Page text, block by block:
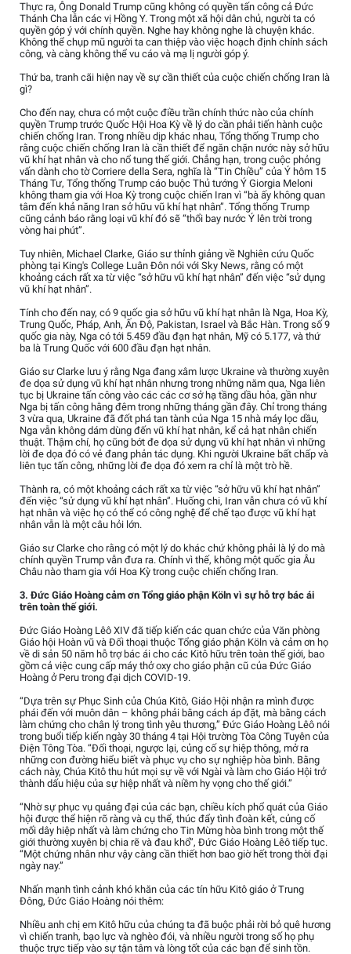
Thực ra, Ông Donald Trump cũng không có quyền tấn công cả Đức
Thánh Cha lẫn các vị Hồng Y. Trong một xã hội dân chủ, người ta có
quyền góp ý với chính quyền. Nghe hay không nghe là chuyện khác.
Không thể chụp mũ người ta can thiệp vào việc hoạch định chính sách
công, và càng không thể vu cáo và mạ lị người góp ý.
Thứ ba, tranh cãi hiện nay về sự cần thiết của cuộc chiến chống Iran là
gì?
Cho đến nay, chưa có một cuộc điều trần chính thức nào của chính
quyền Trump trước Quốc Hội Hoa Kỳ về lý do cần phải tiến hành cuộc
chiến chống Iran. Trong nhiều dịp khác nhau, Tổng thống Trump cho
rằng cuộc chiến chống Iran là cần thiết để ngăn chặn nước này sở hữu
vũ khí hạt nhân và cho nổ tung thế giới. Chẳng hạn, trong cuộc phỏng
vấn dành cho tờ Corriere della Sera, nghĩa là “Tin Chiều” của Ý hôm 15
Tháng Tư, Tổng thống Trump cáo buộc Thủ tướng Ý Giorgia Meloni
không tham gia với Hoa Kỳ trong cuộc chiến Iran vì “bà ấy không quan
tâm đến khả năng Iran sở hữu vũ khí hạt nhân”. Tổng thống Trump
cũng cảnh báo rằng loại vũ khí đó sẽ “thổi bay nước Ý lên trời trong
vòng hai phút”.
Tuy nhiên, Michael Clarke, Giáo sư thỉnh giảng về Nghiên cứu Quốc
phòng tại King's College Luân Đôn nói với Sky News, rằng có một
khoảng cách rất xa từ việc “sở hữu vũ khí hạt nhân” đến việc “sử dụng
vũ khí hạt nhân”.
Tính cho đến nay, có 9 quốc gia sở hữu vũ khí hạt nhân là Nga, Hoa Kỳ,
Trung Quốc, Pháp, Anh, Ấn Độ, Pakistan, Israel và Bắc Hàn. Trong số 9
quốc gia này, Nga có tới 5.459 đầu đạn hạt nhân, Mỹ có 5.177, và thứ
ba là Trung Quốc với 600 đầu đạn hạt nhân.
Giáo sư Clarke lưu ý rằng Nga đang xâm lược Ukraine và thường xuyên
đe dọa sử dụng vũ khí hạt nhân nhưng trong những năm qua, Nga liên
tục bị Ukraine tấn công vào các các cơ sở hạ tầng dầu hỏa, gần như
Nga bị tấn công hằng đêm trong những tháng gần đây. Chỉ trong tháng
3 vừa qua, Ukraine đã đốt phá tan tành của Nga 15 nhà máy lọc dầu,
Nga vẫn không dám dùng đến vũ khí hạt nhân, kể cả hạt nhân chiến
thuật. Thậm chí, họ cũng bớt đe dọa sử dụng vũ khí hạt nhân vì những
lời đe dọa đó có vẻ đang phản tác dụng. Khi người Ukraine bất chấp và
liên tục tấn công, những lời đe dọa đó xem ra chỉ là một trò hề.
Thành ra, có một khoảng cách rất xa từ việc “sở hữu vũ khí hạt nhân”
đến việc “sử dụng vũ khí hạt nhân”. Huống chi, Iran vẫn chưa có vũ khí
hạt nhân và việc họ có thể có công nghệ để chế tạo được vũ khí hạt
nhân vẫn là một câu hỏi lớn.
Giáo sư Clarke cho rằng có một lý do khác chứ không phải là lý do mà
chính quyền Trump vẫn đưa ra. Chính vì thế, không một quốc gia Âu
Châu nào tham gia với Hoa Kỳ trong cuộc chiến chống Iran.
3. Đức Giáo Hoàng cảm ơn Tổng giáo phận Köln vì sự hỗ trợ bác ái
trên toàn thế giới.
Đức Giáo Hoàng Lêô XIV đã tiếp kiến các quan chức của Văn phòng
Giáo hội Hoàn vũ và Đối thoại thuộc Tổng giáo phận Köln và cảm ơn họ
về di sản 50 năm hỗ trợ bác ái cho các Kitô hữu trên toàn thế giới, bao
gồm cả việc cung cấp máy thở oxy cho giáo phận cũ của Đức Giáo
Hoàng ở Peru trong đại dịch COVID-19.
“Dựa trên sự Phục Sinh của Chúa Kitô, Giáo Hội nhận ra mình được
phái đến với muôn dân – không phải bằng cách áp đặt, mà bằng cách
làm chứng cho chân lý trong tình yêu thương,” Đức Giáo Hoàng Lêô nói
trong buổi tiếp kiến ngày 30 tháng 4 tại Hội trường Tòa Công Tuyên của
Điện Tông Tòa. “Đối thoại, ngược lại, củng cố sự hiệp thông, mở ra
những con đường hiểu biết và phục vụ cho sự nghiệp hòa bình. Bằng
cách này, Chúa Kitô thu hút mọi sự về với Ngài và làm cho Giáo Hội trở
thành dấu hiệu của sự hiệp nhất và niềm hy vọng cho thế giới.”
“Nhờ sự phục vụ quảng đại của các bạn, chiều kích phổ quát của Giáo
hội được thể hiện rõ ràng và cụ thể, thúc đẩy tình đoàn kết, củng cố
mối dây hiệp nhất và làm chứng cho Tin Mừng hòa bình trong một thế
giới thường xuyên bị chia rẽ và đau khổ”, Đức Giáo Hoàng Lêô tiếp tục.
“Một chứng nhân như vậy càng cần thiết hơn bao giờ hết trong thời đại
ngày nay.”
Nhấn mạnh tình cảnh khó khăn của các tín hữu Kitô giáo ở Trung
Đông, Đức Giáo Hoàng nói thêm:
Nhiều anh chị em Kitô hữu của chúng ta đã buộc phải rời bỏ quê hương
vì chiến tranh, bạo lực và nghèo đói, và nhiều người trong số họ phụ
thuộc trực tiếp vào sự tận tâm và lòng tốt của các bạn để sinh tồn.